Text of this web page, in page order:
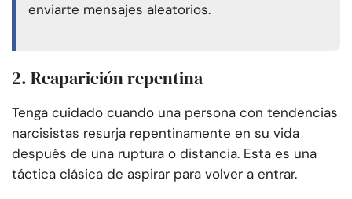
enviarte mensajes aleatorios.
2. Reaparición repentina
Tenga cuidado cuando una persona con tendencias
narcisistas resurja repentinamente en su vida
después de una ruptura o distancia. Esta es una
táctica clásica de aspirar para volver a entrar.